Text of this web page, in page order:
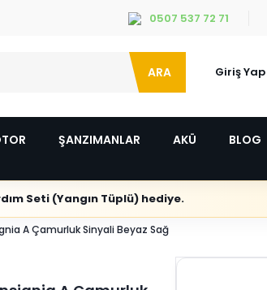
0507 537 72 71
ARA Giriş Yap
ŞANZIMANLAR AKÜ
BLOG
Seti (Yangın Tüplü) hediye.
A Çamurluk Sinyali Beyaz Sağ